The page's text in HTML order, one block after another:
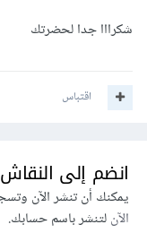
شكرااا جدا لحضرتك
اقتباس
انضم إلى النقاش
يمكنك أن تنشر الآن
الآنلتنشر باسم حسابك.